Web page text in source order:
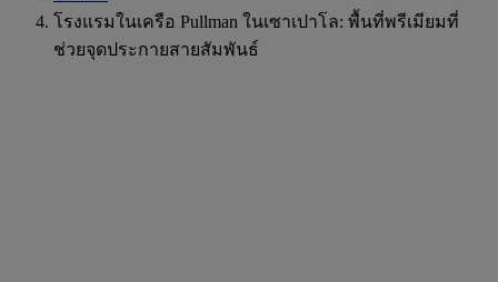
โรงแรมในเครือ Pullman ในเซาเปาโล: พื้นที่พรีเมียมที่
ช่วยจุดประกายสายสัมพันธ์